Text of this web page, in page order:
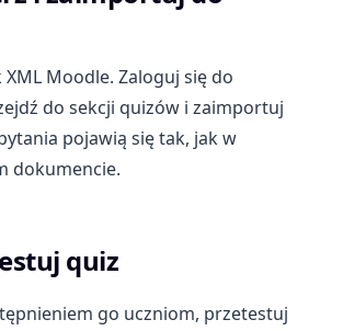
Moodle. Zaloguj się do
do sekcji quizów i zaimportuj
pojawią się tak, jak w
dokumencie.
quiz
go uczniom, przetestuj